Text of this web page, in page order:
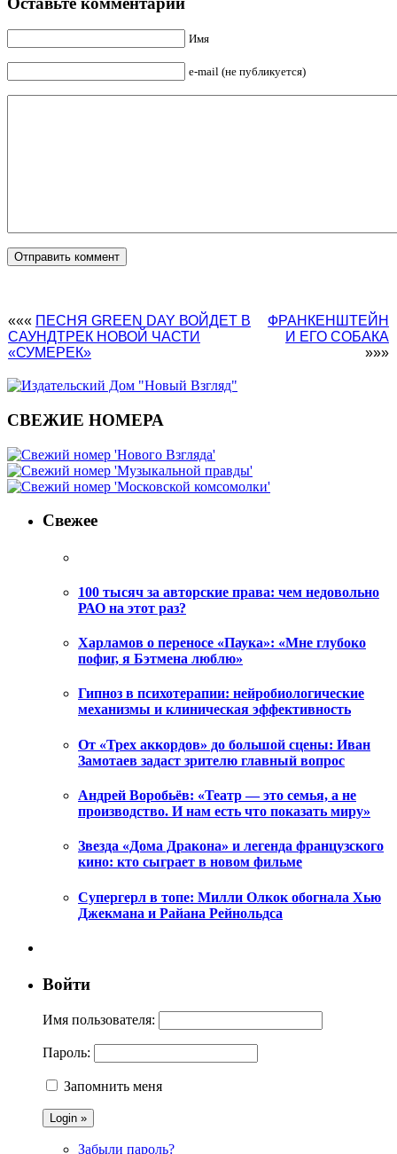
Имя
e-mail (не публикуется)
««« ПЕСНЯ GREEN DAY ВОЙДЕТ В
САУНДТРЕК НОВОЙ ЧАСТИ
«СУМЕРЕК»
ФРАНКЕНШТЕЙН
И ЕГО СОБАКА
»»»
СВЕЖИЕ НОМЕРА
Свежее
100 тысяч за авторские права: чем недовольно
РАО на этот раз?
Харламов о переносе «Паука»: «Мне глубоко
пофиг, я Бэтмена люблю»
Гипноз в психотерапии: нейробиологические
механизмы и клиническая эффективность
От «Трех аккордов» до большой сцены: Иван
Замотаев задаст зрителю главный вопрос
Андрей Воробьёв: «Театр — это семья, а не
производство. И нам есть что показать миру»
Звезда «Дома Дракона» и легенда французского
кино: кто сыграет в новом фильме
Супергерл в топе: Милли Олкок обогнала Хью
Джекмана и Райана Рейнольдса
Войти
Имя пользователя:
Пароль:
Запомнить меня
Забыли пароль?